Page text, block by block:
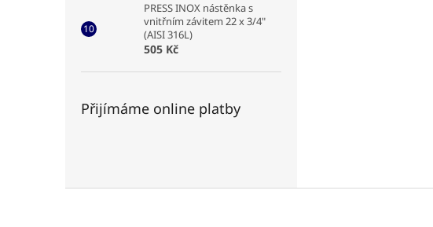
PRESS INOX nástěnka s
vnitřním závitem 22 x 3/4"
(AISI 316L)
505 Kč
Přijímáme online platby